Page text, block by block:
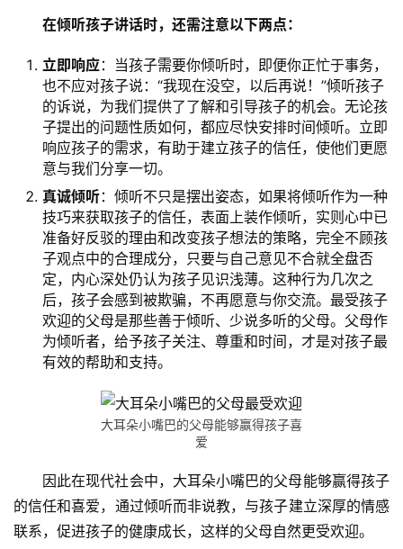
关
资
教
研
在倾听孩子讲话时，还需注意以下两点：
立即响应：当孩子需要你倾听时，即便你正忙于事务，
也不应对孩子说：“我现在没空，以后再说！”倾听孩子
的诉说，为我们提供了了解和引导孩子的机会。无论孩
子提出的问题性质如何，都应尽快安排时间倾听。立即
响应孩子的需求，有助于建立孩子的信任，使他们更愿
意与我们分享一切。
真诚倾听：倾听不只是摆出姿态，如果将倾听作为一种
技巧来获取孩子的信任，表面上装作倾听，实则心中已
准备好反驳的理由和改变孩子想法的策略，完全不顾孩
子观点中的合理成分，只要与自己意见不合就全盘否
定，内心深处仍认为孩子见识浅薄。这种行为几次之
后，孩子会感到被欺骗，不再愿意与你交流。最受孩子
欢迎的父母是那些善于倾听、少说多听的父母。父母作
为倾听者，给予孩子关注、尊重和时间，才是对孩子最
有效的帮助和支持。
大耳朵小嘴巴的父母能够赢得孩子喜
爱
因此在现代社会中，大耳朵小嘴巴的父母能够赢得孩子
的信任和喜爱，通过倾听而非说教，与孩子建立深厚的情感
联系，促进孩子的健康成长，这样的父母自然更受欢迎。